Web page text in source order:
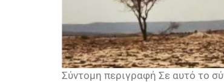
Σύντομη περιγραφή Σε αυτό το